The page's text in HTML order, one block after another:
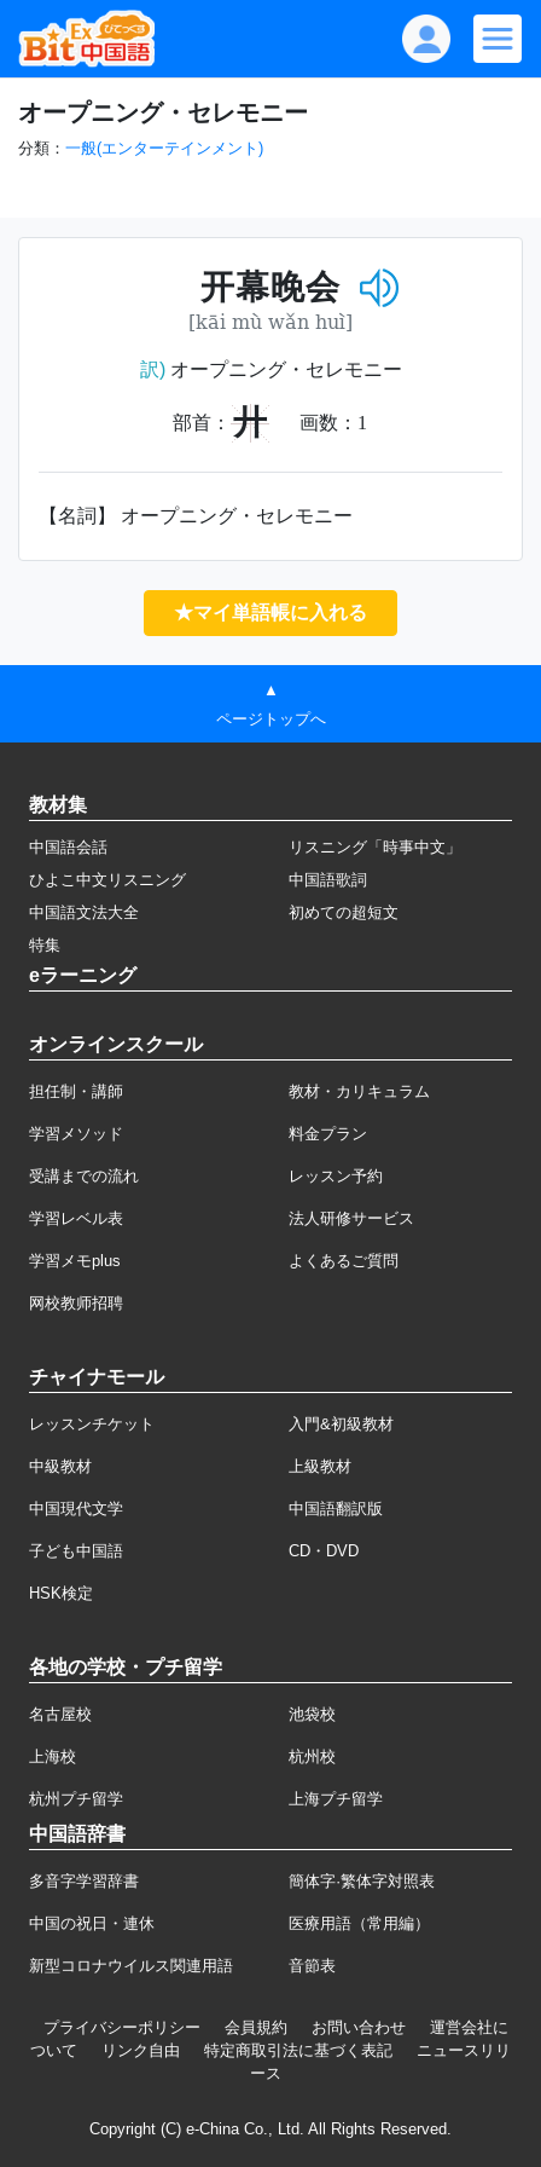
オープニング・セレモニー
分類： 一般(エンターテインメント)
开幕晚会
[kāi mù wǎn huì]
訳)オープニング・セレモニー
部首： 廾 画数： 1
【名詞】 オープニング・セレモニー
★マイ単語帳に入れる
▲
ページトップへ
教材集
中国語会話
リスニング「時事中文」
ひよこ中文リスニング
中国語歌詞
中国語文法大全
初めての超短文
特集
eラーニング
オンラインスクール
担任制・講師 教材・カリキュラム
学習メソッド 料金プラン
受講までの流れ レッスン予約
学習レベル表 法人研修サービス
学習メモplus よくあるご質問
网校教师招聘
チャイナモール
レッスンチケット 入門&初級教材
中級教材 上級教材
中国現代文学 中国語翻訳版
子ども中国語 CD・DVD
HSK検定
各地の学校・プチ留学
名古屋校 池袋校
上海校 杭州校
杭州プチ留学 上海プチ留学
中国語辞書
多音字学習辞書 簡体字·繁体字対照表
中国の祝日・連休 医療用語（常用編）
新型コロナウイルス関連用語 音節表
プライバシーポリシー 会員規約 お問い合わせ
運営会社に
ついて
リンク自由 特定商取引法に基づく表記
ニュースリリ
ース
Copyright (C) e-China Co., Ltd. All Rights Reserved.